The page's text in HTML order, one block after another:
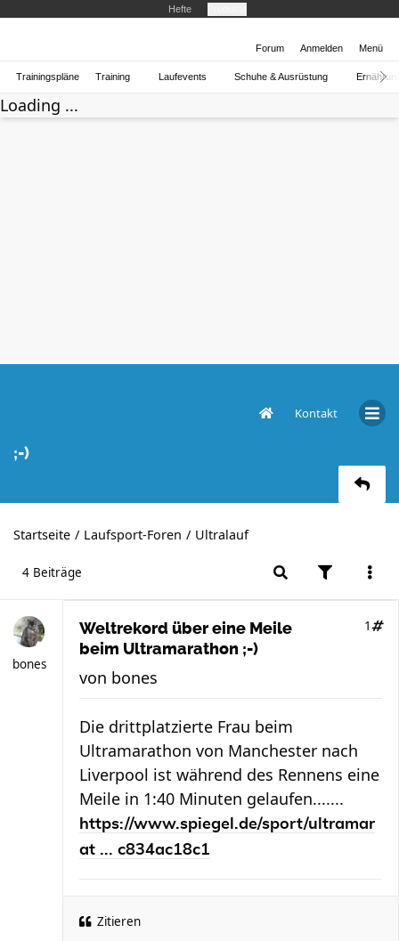
Hefte
Forum Anmelden Menü
Trainingspläne Training Laufevents Schuhe & Ausrüstung
Loading ...
Kontakt
Weltrekord über eine Meile beim Ultramarathon
;-)
Startseite Laufsport-Foren Ultralauf
4 Beiträge
bones
Weltrekord über eine Meile
beim Ultramarathon ;-)
1
von bones
Die drittplatzierte Frau beim
Ultramarathon von Manchester nach
Liverpool ist während des Rennens eine
Meile in 1:40 Minuten gelaufen.......
https://www.spiegel.de/sport/ultramar
at ... c834ac18c1
Zitieren